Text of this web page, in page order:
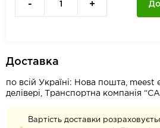
- +
Доставка
по всій Україні: Нова пошта, meest
делівері, Транспортна компанія
Вартість доставки